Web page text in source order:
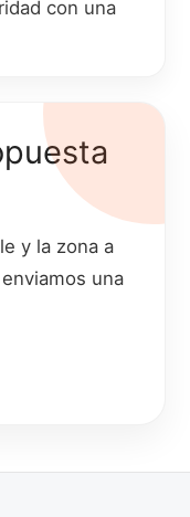
con una
y la zona a
una